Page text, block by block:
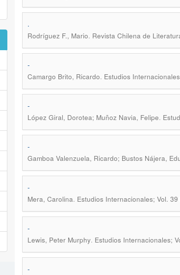
.
Rodríguez F., Mario. Revista Chilena de
-
Camargo Brito, Ricardo. Estudios
-
López Giral, Dorotea; Muñoz Navia, Felipe.
-
Gamboa Valenzuela, Ricardo; Bustos Nájera,
-
Mera, Carolina. Estudios Internacionales; Vol.
-
Lewis, Peter Murphy. Estudios Internacionales;
-